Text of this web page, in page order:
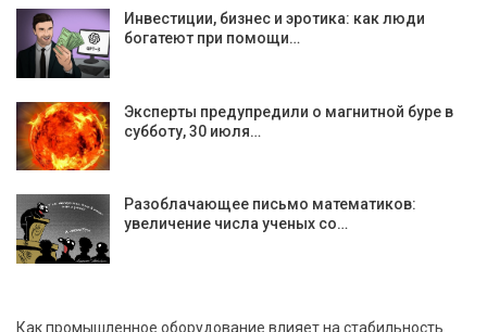
Инвестиции, бизнес и эротика: как люди
богатеют при помощи…
Эксперты предупредили о магнитной буре в
субботу, 30 июля…
Разоблачающее письмо математиков:
увеличение числа ученых со…
Как промышленное оборудование влияет на стабильность